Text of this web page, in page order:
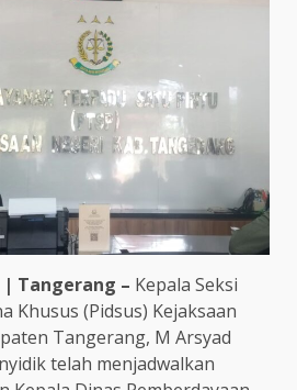
| Tangerang – Kepala Seksi
Khusus (Pidsus) Kejaksaan
Tangerang, M Arsyad
telah menjadwalkan